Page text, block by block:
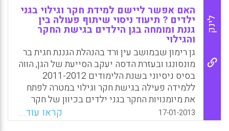
לינק
האם אפשר ליישם למידת חקר וגילוי בגני
ילדים ? תיעוד ניסוי שיתוף פעולה בין
גננת ומומחה בגן הילדים בגישת החקר
והגילוי
גן רימון שבמושב עין ורד בהנהלת הגננת חגית בר
מונסונגו ובעזרת הדסה יעקב הסייעת של הגן, הווה
בסיס ניסיוני בשנת הלימודים 2011-2012
ללמידה פעילה בגישת חקר וגילוי במטרה לפתח
את מיומנויות החקר בגני ילדים בכיוון של חקר
סביבות החיים של התולעים, כדוגמה לסביבת
חיים בת קיימא בטבע תוך בדיקת האפשרויות
17-01-2013 קראו עוד...